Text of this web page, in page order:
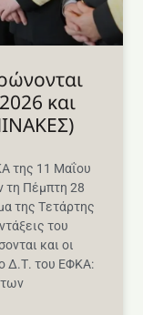
και
της 11 Μαΐου
τη Πέμπτη 28
της Tετάρτης
του
και οι
Δ.Τ. του ΕΦΚΑ: